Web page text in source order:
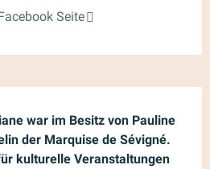
Seite
war im Besitz von Pauline
der Marquise de Sévigné.
kulturelle Veranstaltungen